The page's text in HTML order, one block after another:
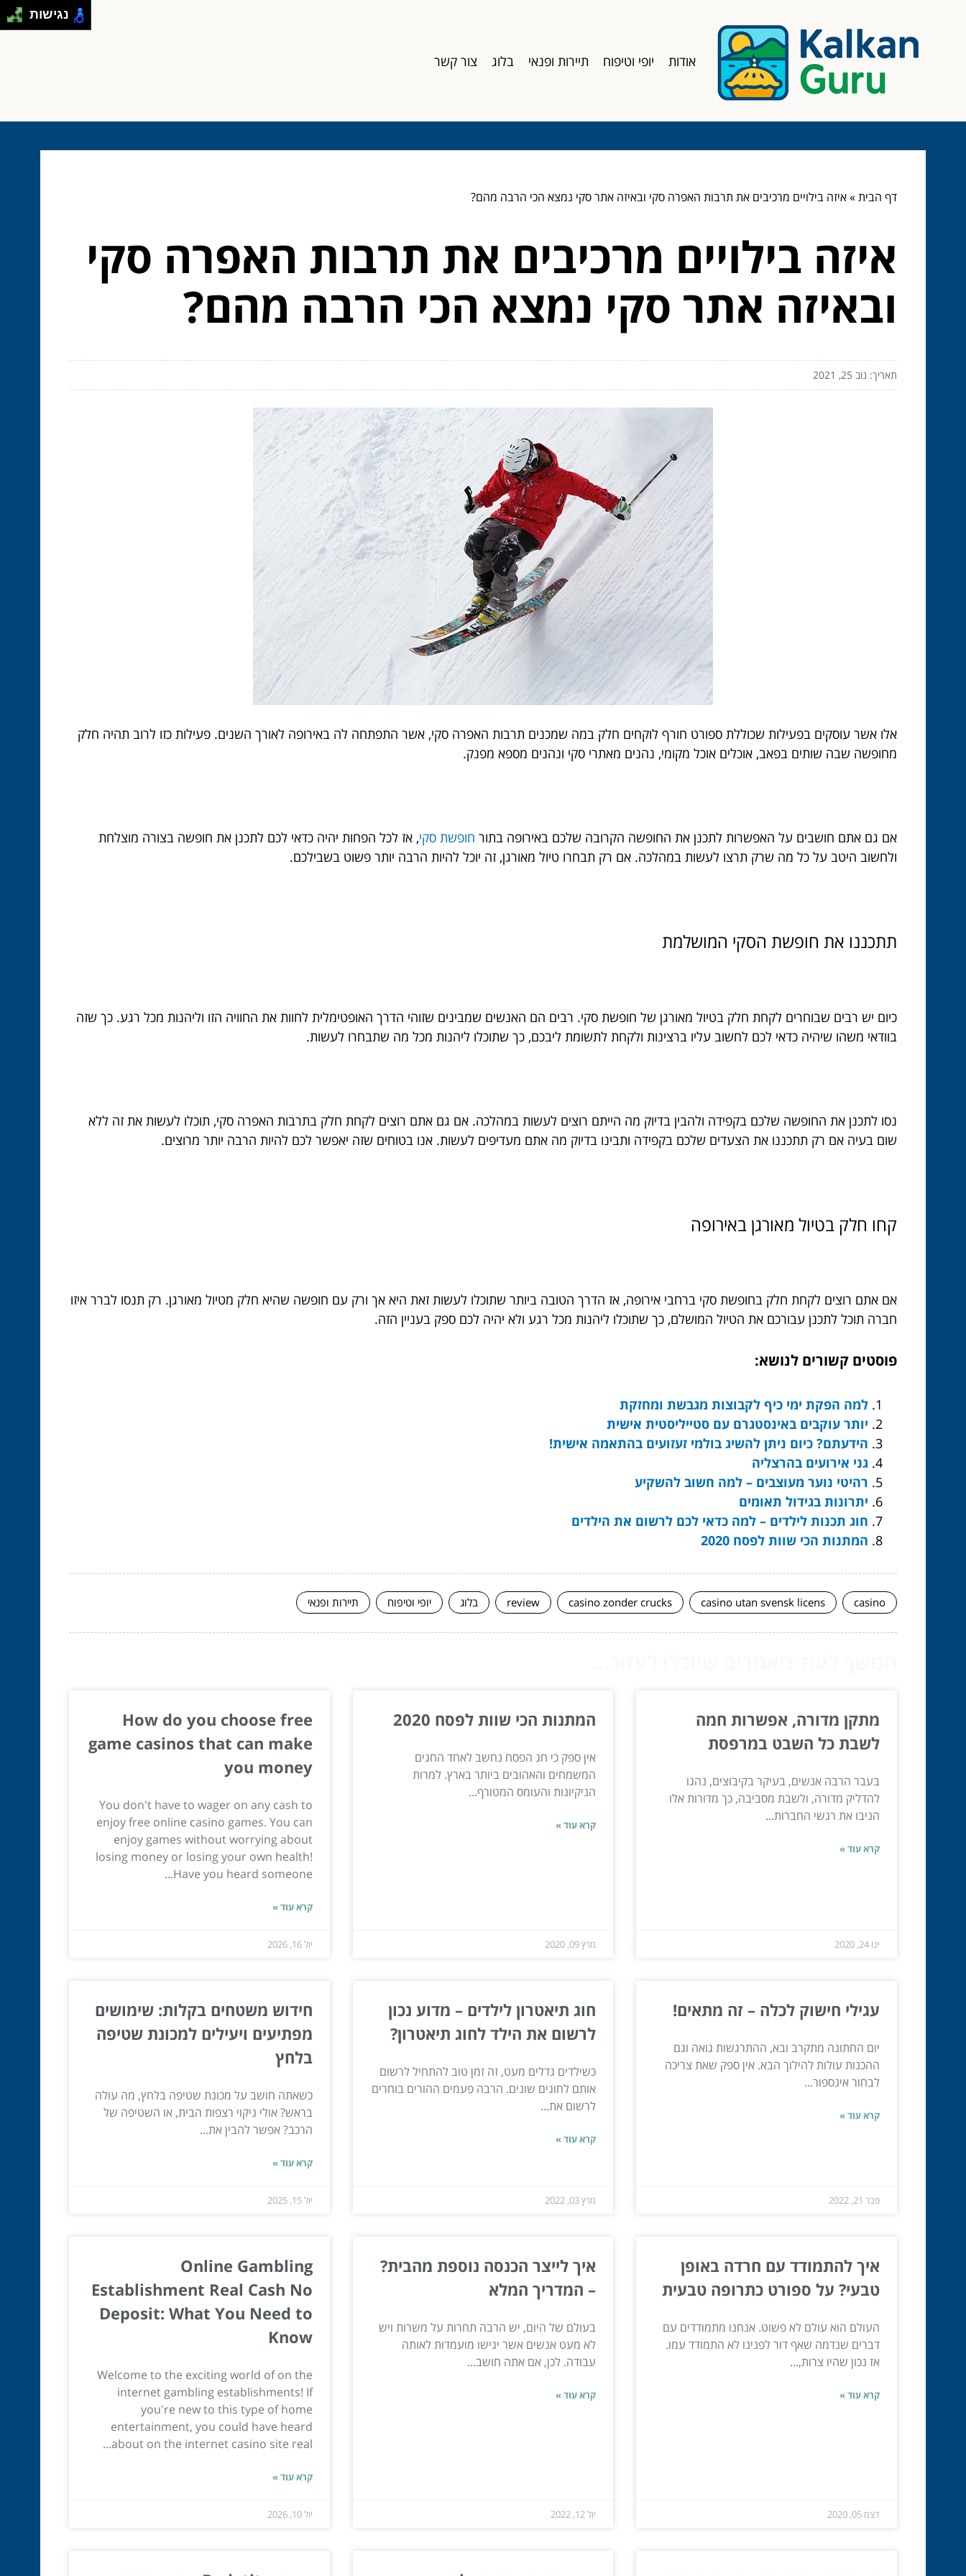
אודות יופי וטיפוח תיירות ופנאי בלוג צור קשר
דף הבית»איזה בילויים מרכיבים את תרבות האפרה סקי ובאיזה אתר סקי נמצא הכי הרבה מהם?
איזה בילויים מרכיבים את תרבות האפרה סקי
ובאיזה אתר סקי נמצא הכי הרבה מהם?
תאריך: נוב 25, 2021
אלו אשר עוסקים בפעילות שכוללת ספורט חורף לוקחים חלק במה שמכנים תרבות האפרה סקי, אשר התפתחה לה באירופה לאורך השנים. פעילות כזו לרוב תהיה חלק
מחופשה שבה שותים בפאב, אוכלים אוכל מקומי, נהנים מאתרי סקי ונהנים מספא מפנק.
אם גם אתם חושבים על האפשרות לתכנן את החופשה הקרובה שלכם באירופה בתור חופשת סקי, אז לכל הפחות יהיה כדאי לכם לתכנן את חופשה בצורה מוצלחת
ולחשוב היטב על כל מה שרק תרצו לעשות במהלכה. אם רק תבחרו טיול מאורגן, זה יוכל להיות הרבה יותר פשוט בשבילכם.
תתכננו את חופשת הסקי המושלמת
כיום יש רבים שבוחרים לקחת חלק בטיול מאורגן של חופשת סקי. רבים הם האנשים שמבינים שזוהי הדרך האופטימלית לחוות את החוויה הזו וליהנות מכל רגע. כך שזה
בוודאי משהו שיהיה כדאי לכם לחשוב עליו ברצינות ולקחת לתשומת ליבכם, כך שתוכלו ליהנות מכל מה שתבחרו לעשות.
נסו לתכנן את החופשה שלכם בקפידה ולהבין בדיוק מה הייתם רוצים לעשות במהלכה. אם גם אתם רוצים לקחת חלק בתרבות האפרה סקי, תוכלו לעשות את זה ללא
שום בעיה אם רק תתכננו את הצעדים שלכם בקפידה ותבינו בדיוק מה אתם מעדיפים לעשות. אנו בטוחים שזה יאפשר לכם להיות הרבה יותר מרוצים.
קחו חלק בטיול מאורגן באירופה
אם אתם רוצים לקחת חלק בחופשת סקי ברחבי אירופה, אז הדרך הטובה ביותר שתוכלו לעשות זאת היא אך ורק עם חופשה שהיא חלק מטיול מאורגן. רק תנסו לברר איזו
חברה תוכל לתכנן עבורכם את הטיול המושלם, כך שתוכלו ליהנות מכל רגע ולא יהיה לכם ספק בעניין הזה.
פוסטים קשורים לנושא:
למה הפקת ימי כיף לקבוצות מגבשת ומחזקת
יותר עוקבים באינסטגרם עם סטייליסטית אישית
הידעתם? כיום ניתן להשיג בולמי זעזועים בהתאמה אישית!
גני אירועים בהרצליה
רהיטי נוער מעוצבים – למה חשוב להשקיע
יתרונות בגידול תאומים
חוג תכנות לילדים – למה כדאי לכם לרשום את הילדים
המתנות הכי שוות לפסח 2020
casino
casino utan svensk licens
casino zonder crucks
review בלוג יופי וטיפוח תיירות ופנאי
מתקן מדורה, אפשרות חמה
לשבת כל השבט במרפסת
בעבר הרבה אנשים, בעיקר בקיבוצים, נהגו
להדליק מדורה, ולשבת מסביבה, כך מדורות אלו
הניבו את רגשי החברות...
קרא עוד »
ינו 24, 2020
המתנות הכי שוות לפסח 2020
אין ספק כי חג הפסח נחשב לאחד החגים
המשמחים והאהובים ביותר בארץ. למרות
הניקיונות והעומס המטורף...
קרא עוד »
מרץ 09, 2020
How do you choose free
game casinos that can make
you money
You don't have to wager on any cash to
enjoy free online casino games. You can
enjoy games without worrying about
losing money or losing your own health!
Have you heard someone...
קרא עוד »
יול 16, 2026
עגילי חישוק לכלה – זה מתאים!
יום החתונה מתקרב ובא, ההתרגשות גואה וגם
ההכנות עולות להילוך הבא. אין ספק שאת צריכה
לבחור אינספור...
קרא עוד »
פבר 21, 2022
חוג תיאטרון לילדים – מדוע נכון
לרשום את הילד לחוג תיאטרון?
כשילדים גדלים מעט, זה זמן טוב להתחיל לרשום
אותם לחוגים שונים. הרבה פעמים ההורים בוחרים
לרשום את...
קרא עוד »
מרץ 03, 2022
חידוש משטחים בקלות: שימושים
מפתיעים ויעילים למכונת שטיפה
בלחץ
כשאתה חושב על מכונת שטיפה בלחץ, מה עולה
בראש? אולי ניקוי רצפות הבית, או השטיפה של
הרכב? אפשר להבין את...
קרא עוד »
יול 15, 2025
איך להתמודד עם חרדה באופן
טבעי? על ספורט כתרופה טבעית
העולם הוא עולם לא פשוט. אנחנו מתמודדים עם
דברים שנדמה שאף דור לפנינו לא התמודד עמו.
אז נכון שהיו צרות,...
קרא עוד »
דצמ 05, 2020
איך לייצר הכנסה נוספת מהבית?
– המדריך המלא
בעולם של היום, יש הרבה תחרות על משרות ויש
לא מעט אנשים אשר יגישו מועמדות לאותה
עבודה. לכן, אם אתה חושב...
קרא עוד »
יול 12, 2022
Online Gambling
Establishment Real Cash No
Deposit: What You Need to
Know
Welcome to the exciting world of on the
internet gambling establishments! If
you're new to this type of home
entertainment, you could have heard
about on the internet casino site real...
קרא עוד »
יול 10, 2026
נגישות